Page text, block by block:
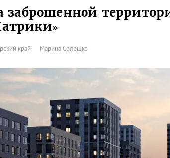
заброшенной
край Марина Солошко